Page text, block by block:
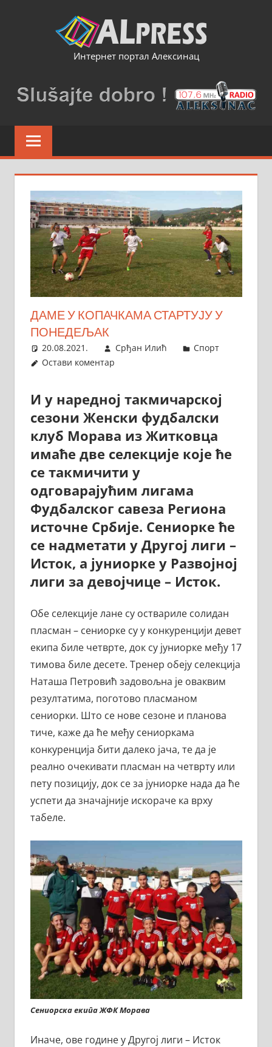
Интернет портал Алексинац
ДАМЕ У КОПАЧКАМА СТАРТУЈУ У
ПОНЕДЕЉАК
20.08.2021. Срђан Илић
Спорт
Остави коментар
И у наредној такмичарској
сезони Женски фудбалски
клуб Морава из Житковца
имаће две селекције које ће
се такмичити у
одговарајућим лигама
Фудбалског савеза Региона
источне Србије. Сениорке ће
се надметати у Другој лиги –
Исток, а јуниорке у Развојној
лиги за девојчице – Исток.
Обе селекције лане су оствариле солидан
пласман – сениорке су у конкуренцији девет
екипа биле четврте, док су јуниорке међу 17
тимова биле десете. Тренер обеју селекција
Наташа Петровић задовољна је оваквим
резултатима, поготово пласманом
сениорки. Што се нове сезоне и планова
тиче, каже да ће међу сениоркама
конкуренција бити далеко јача, те да је
реално очекивати пласман на четврту или
пету позицију, док се за јуниорке нада да ће
успети да значајније искораче ка врху
табеле.
Сениорска екипа ЖФК Морава
Иначе, ове године у Другој лиги – Исток